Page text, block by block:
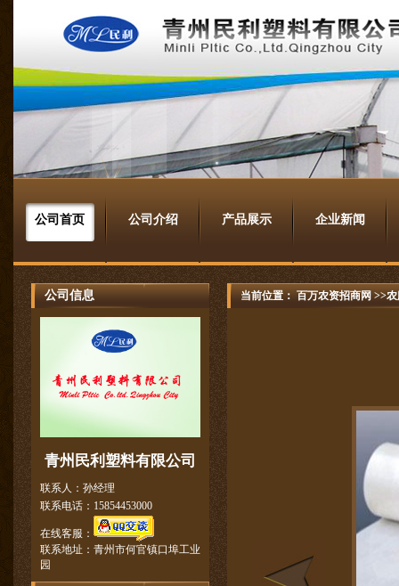
公司首页 公司介绍 产品展示 企业新闻
公司信息
青州民利塑料有限公司
联系人：孙经理
联系电话：15854453000
在线客服：
联系地址：青州市何官镇口埠工业
园
当前位置：百万农资招商网>>农